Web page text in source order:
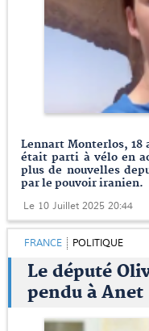
Lennart Monterlos, 18
était parti à vélo en
plus de nouvelles
par le pouvoir iranien.
Le 10 Juillet 2025 20:44
FRANCE POLITIQUE
Le député
pendu à Anet